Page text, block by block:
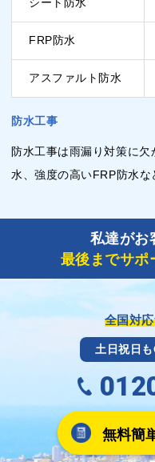
シート防水
FRP防水
アスファルト防水
防水工事
防水工事は雨漏り対策に
水、強度の高いFRP防水な
私達がお
最後までサポ
全国対
土日祝日
無料簡